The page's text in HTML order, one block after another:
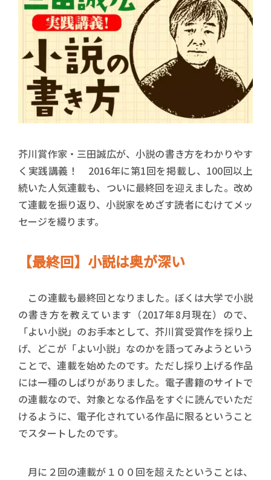
芥川賞作家・三田誠広が、小説の書き方をわかりやす
く実践講義！ 2016年に第1回を掲載し、100回以上
続いた人気連載も、ついに最終回を迎えました。改め
て連載を振り返り、小説家をめざす読者にむけてメッ
セージを綴ります。
【最終回】小説は奥が深い
この連載も最終回となりました。ぼくは大学で小説
の書き方を教えています（2017年8月現在）ので、
「よい小説」のお手本として、芥川賞受賞作を採り上
げ、どこが「よい小説」なのかを語ってみようという
ことで、連載を始めたのです。ただし採り上げる作品
には一種のしばりがありました。電子書籍のサイトで
の連載なので、対象となる作品をすぐに読んでいただ
けるように、電子化されている作品に限るということ
でスタートしたのです。
月に２回の連載が１００回を超えたということは、